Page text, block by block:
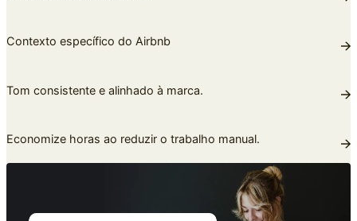
Contexto específico do Airbnb
Tom consistente e alinhado à marca.
Economize horas ao reduzir o trabalho manual.